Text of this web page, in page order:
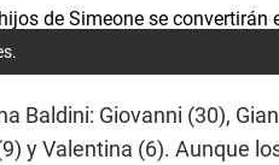
Baldini: Giovanni (30),
y Valentina (6). Aunque